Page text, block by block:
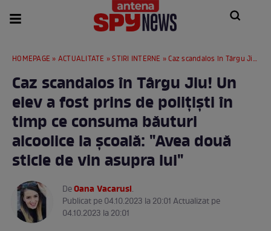
HOMEPAGE » ACTUALITATE »STIRI INTERNE » Caz scandalos în Târgu Jiu! Un elev a fost prins de polițiști în timp ce consuma băuturi alcoolice la școală: "Avea două sticle de vin asupra lui"
Caz scandalos în Târgu Jiu! Un
elev a fost prins de polițiști în
timp ce consuma băuturi
alcoolice la școală: "Avea două
sticle de vin asupra lui"
DeOana Vacarusi.
Publicat pe 04.10.2023 la 20:01 Actualizat pe
04.10.2023 la 20:01